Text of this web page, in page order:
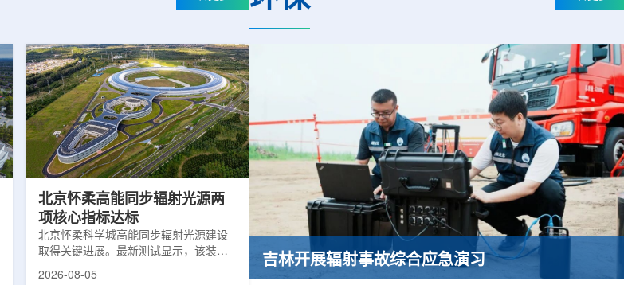
病率排名第六位的疾病;伴随PSMA靶
向治疗的日益普及，对前列腺癌治...
里质子治疗中心自2018年12月启动
时约2年;英国伦敦大学学院医院质子
中心自2021...
现为皮肤红斑、疼痛、瘙痒、脱皮等
治疗过程产生负面影响。该治疗剂近
北京怀柔高能同步辐射光源两
项核心指标达标
北京怀柔科学城高能同步辐射光源建设
取得关键进展。最新测试显示，该装置
2026-08-05
吉林开展辐射事故综合应急演习